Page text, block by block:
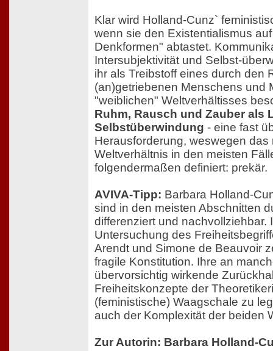
Klar wird Holland-Cunz`
wenn sie den Existentialismus
Denkformen" abtastet.
Intersubjektivität und Selbst-
ihr als Treibstoff eines durch den
(an)getriebenen Menschens und
"weiblichen" Weltverhältisses
Ruhm, Rausch und Zauber als
Selbstüberwindung - eine fast
Herausforderung, weswegen das
Weltverhältnis in den meisten
folgendermaßen definiert: prekär.
AVIVA-Tipp: Barbara Holland-
sind in den meisten Abschnitten
differenziert und nachvollziehbar.
Untersuchung des
Arendt und Simone de Beauvoir
fragile Konstitution. Ihre an
übervorsichtig wirkende
Freiheitskonzepte der
(feministische) Waagschale zu
auch der Komplexität der beiden
Zur Autorin: Barbara Holland-